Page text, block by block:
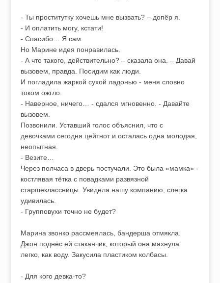
- Ты проститутку хочешь мне вызвать? – допёр я.
- И оплатить могу, кстати!
- Спасибо… Я сам.
Но Марине идея понравилась.
- А что такого, действительно? – сказала она. – Давай
вызовем, правда. Посидим как люди.
И погладила жаркой сухой ладонью - меня словно
током ожгло.
- Наверное, ничего… - сдался мгновенно. - Давайте
вызовем.
Позвонили. Уставший голос объяснил, что с
девочками сегодня цейтнот и осталась одна молодая,
неопытная.
- Везите…
Через полчаса в дверь постучали. Это была «мамка» -
костлявая тётка с повадками развязной
старшеклассницы. Увидела нашу компанию, слегка
удивилась.
- Групповухи точно не будет?
Марина звонко рассмеялась, бандерша отмякла.
Джон поднёс ей стаканчик, который она махнула
легко, как воду. Закусила пластиком колбасы.
- Для кого девка-то?